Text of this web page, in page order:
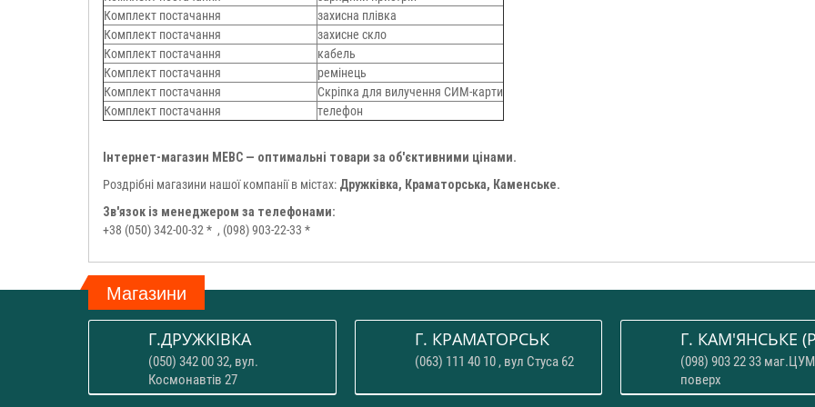
Комплект постачання
захисна плівка
Комплект постачання
захисне скло
Комплект постачання
кабель
Комплект постачання
ремінець
Комплект постачання
Скріпка для вилучення СИМ-карти
Комплект постачання
телефон
Інтернет-магазин МЕВС — оптимальні товари за об'єктивними цінами.
Роздрібні магазини нашої компанії в містах: Дружківка, Краматорська, Каменське.
Зв'язок із менеджером за телефонами:
+38 (050) 342-00-32 * , (098) 903-22-33 *
Магазини
Г.ДРУЖКІВКА
(050) 342 00 32, вул.
Космонавтів 27
Г. КРАМАТОРСЬК
(063) 111 40 10 , вул Стуса 62
Г. КАМ'ЯНСЬКЕ
(098) 903 22 33
поверх